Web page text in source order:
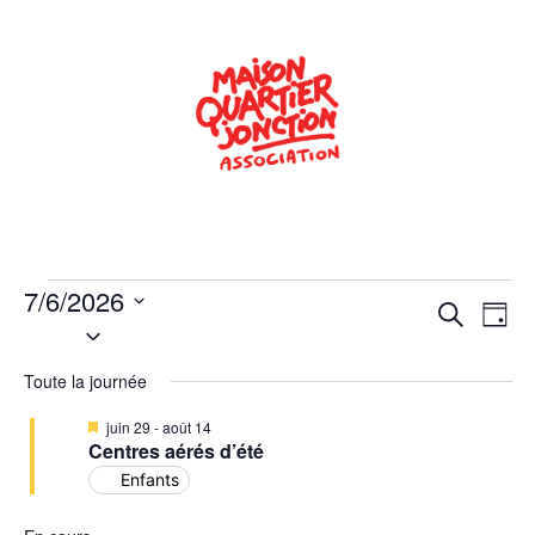
Recherche
Jour
7/6/2026
Sélectionnez
Toute la journée
Centres aérés d’été
Mis
en
avant
juin 29 -août 14
Enfants